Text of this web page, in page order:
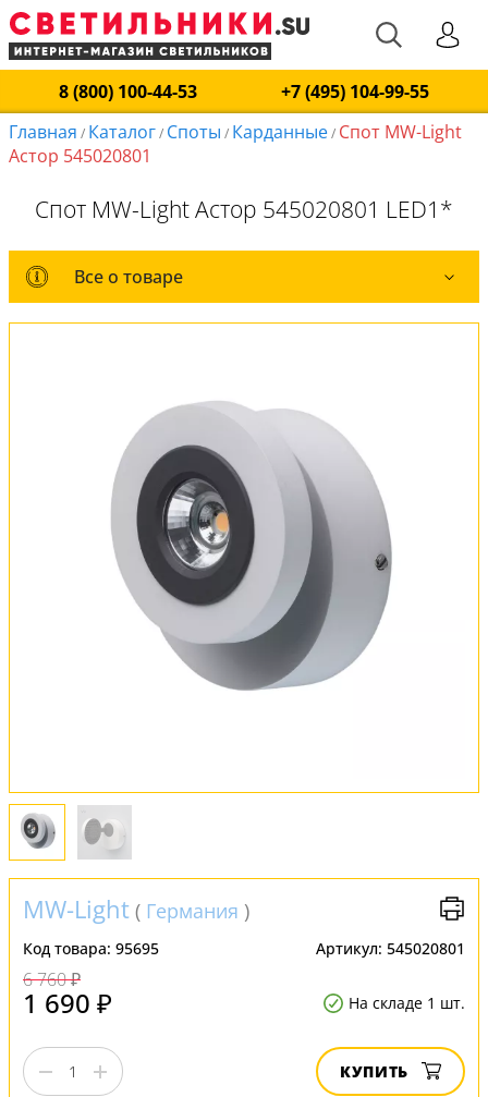
8 (800) 100-44-53
+7 (495) 104-99-55
Главная / Каталог/ Споты / Карданные/ Спот MW-Light
Астор 545020801
Спот MW-Light Астор 545020801 LED1*
Все о товаре
Все о товаре
Вся коллекция
Оплата и доставка
Обмен и возврат
Установка
MW-Light ( Германия )
Код товара: 95695 Артикул: 545020801
6 760 ₽
1 690 ₽ На складе 1 шт.
КУПИТЬ